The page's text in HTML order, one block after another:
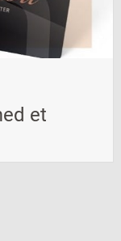
et